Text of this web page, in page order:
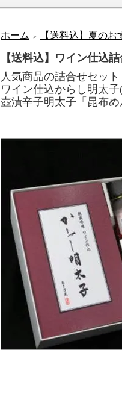
ホーム ＞ 【送料込】夏の
【送料込】ワイン仕込
人気商品の詰合せセット
ワイン仕込からし明太子
壺漬辛子明太子「昆布